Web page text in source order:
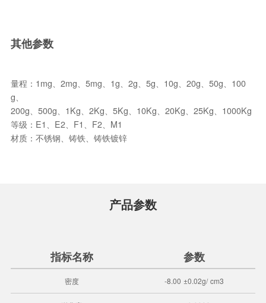
其他参数
量程：1mg、2mg、5mg、1g、2g、5g、10g、20g、50g、100
g、
200g、500g、1Kg、2Kg、5Kg、10Kg、20Kg、25Kg、1000Kg
等级：E1、E2、F1、F2、M1
材质：不锈钢、铸铁、铸铁镀锌
产品参数
指标名称 参数
密度 -8.00 ±0.02g/ cm3